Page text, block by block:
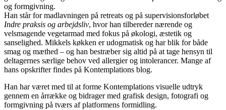
og formgivning.
Han står for madlavningen på retreats og på supervisionsforløbet
Indre praksis og arbejdsliv, hvor han tilbereder nærende og
velsmagende vegetarmad med fokus på økologi, æstetik og
sanselighed. Mikkels køkken er udogmatisk og har blik for både
smag og mæthed – og han bestræber sig altid på at tage hensyn til
deltagernes særlige behov ved allergier og intolerancer. Mange af
hans opskrifter findes på Kontemplations blog.
Han har været med til at forme Kontemplations visuelle udtryk
gennem en årrække og bidrager med grafisk design, fotografi og
formgivning på tværs af platformens formidling.